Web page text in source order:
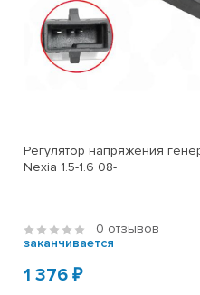
Регулятор напряжения
Nexia 1.5-1.6 08-
0 отзывов
заканчивается
1 376 ₽